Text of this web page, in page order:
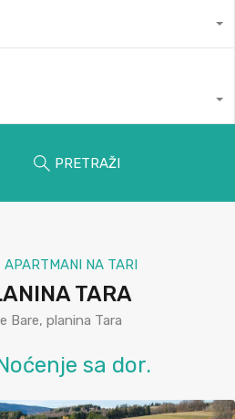
PRETRAŽI
APARTMANI NA TARI
TARA
Bare, planina Tara
sa dor.